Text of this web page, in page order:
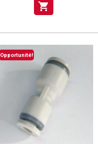
shopping_cart
Opportunité!